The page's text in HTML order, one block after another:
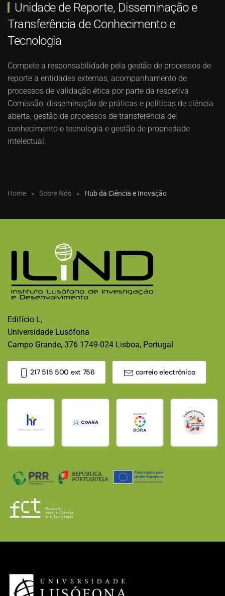
Unidade de Reporte, Disseminação e
Transferência de Conhecimento e
Tecnologia
Compete a responsabilidade pela gestão de processos de
reporte a entidades externas, acompanhamento de
processos de validação ética por parte da respetiva
Comissão, disseminação de práticas e políticas de ciência
aberta, gestão de processos de transferência de
conhecimento e tecnologia e gestão de propriedade
intelectual.
Home Sobre Nós Hub da Ciência e Inovação
Edifício L,
Universidade Lusófona
Campo Grande, 376 1749-024 Lisboa, Portugal
217 515 500 ext 756 correio electrónico